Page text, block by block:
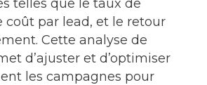
telles que le taux de
coût par lead, et le retour
Cette analyse de
d’ajuster et d’optimiser
les campagnes pour